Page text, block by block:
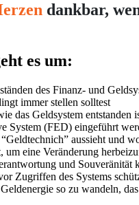
dankbar,
es um:
des Finanz- und
immer stellen solltest
das Geldsystem
System (FED) eingeführt
aussieht und
um eine Veränderung
und Souveränität
Zugriffen des Systems
so zu wandeln,